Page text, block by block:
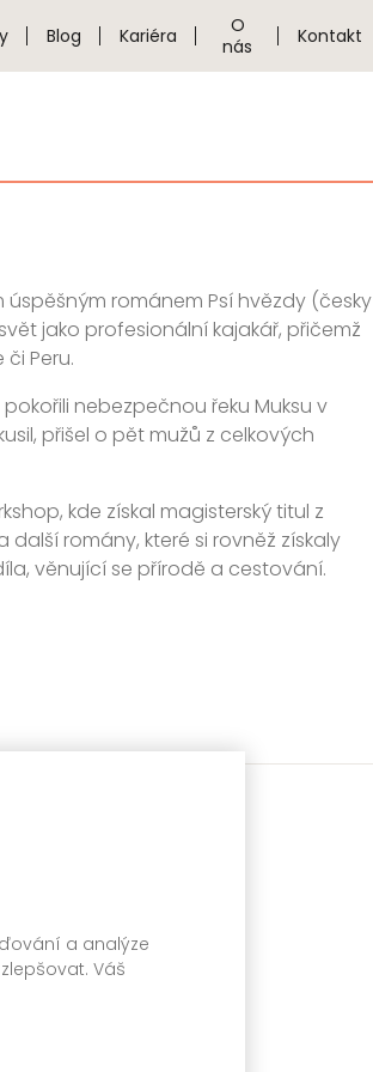
a analýze
Váš
Blog Kariéra
O
nás
Kontakt
románem Psí hvězdy (česky
jako profesionální kajakář, přičemž
Peru.
nebezpečnou řeku Muksu v
přišel o pět mužů z celkových
kde získal magisterský titul z
romány, které si rovněž získaly
věnující se přírodě a cestování.